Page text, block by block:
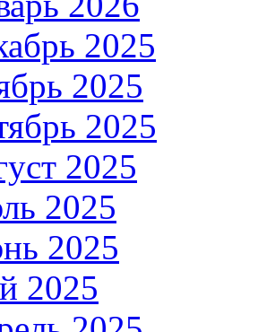
2025
2025
2025
2025
2025
2025
2025